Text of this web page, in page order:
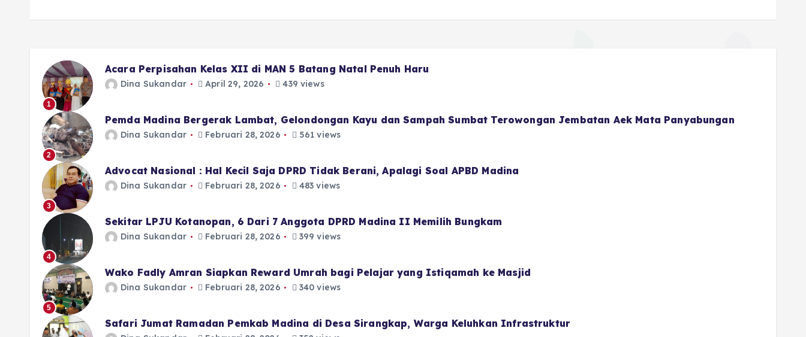
1
Acara Perpisahan Kelas XII di MAN 5 Batang Natal Penuh Haru
Dina Sukandar April 29, 2026 439 views
2
Pemda Madina Bergerak Lambat, Gelondongan Kayu dan Sampah Sumbat Terowongan Jembatan Aek Mata Panyabungan
Dina Sukandar Februari 28, 2026 561 views
3
Advocat Nasional : Hal Kecil Saja DPRD Tidak Berani, Apalagi Soal APBD Madina
Dina Sukandar Februari 28, 2026 483 views
4
Sekitar LPJU Kotanopan, 6 Dari 7 Anggota DPRD Madina II Memilih Bungkam
Dina Sukandar Februari 28, 2026 399 views
5
Wako Fadly Amran Siapkan Reward Umrah bagi Pelajar yang Istiqamah ke Masjid
Dina Sukandar Februari 28, 2026 340 views
Safari Jumat Ramadan Pemkab Madina di Desa Sirangkap, Warga Keluhkan Infrastruktur